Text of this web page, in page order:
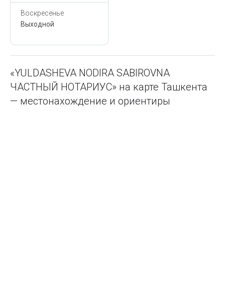
Воскресенье
Выходной
«YULDASHEVA NODIRA SABIROVNA
ЧАСТНЫЙ НОТАРИУС» на карте Ташкента
— местонахождение и ориентиры